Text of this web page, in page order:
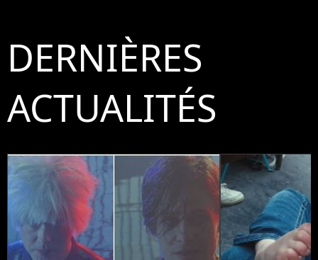
DERNIÈRES
ACTUALITÉS